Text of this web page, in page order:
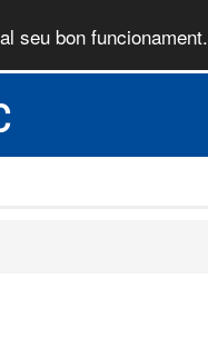
seu bon funcionament.